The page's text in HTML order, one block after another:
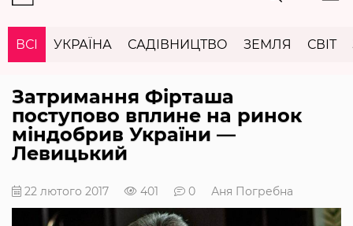
ВСІ УКРАЇНА САДІВНИЦТВО ЗЕМЛЯ СВІТ
Затримання Фірташа
поступово вплине на ринок
міндобрив України —
Левицький
22 лютого 2017 401 0 Аня Погребна